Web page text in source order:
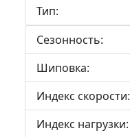
Тип:
Сезонность:
Шиповка:
Индекс скорости:
Индекс нагрузки: